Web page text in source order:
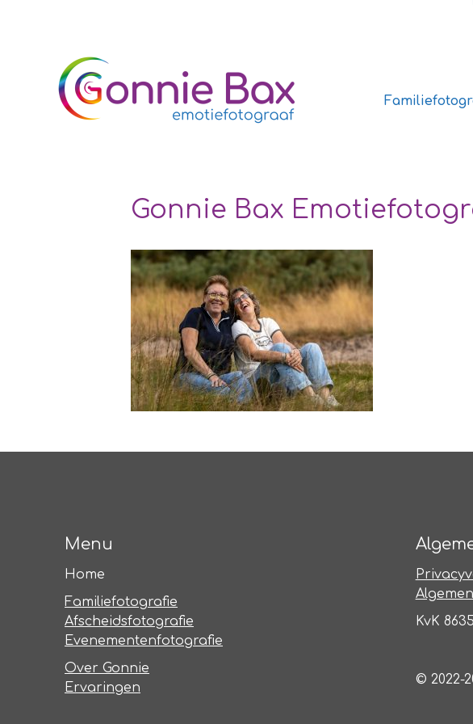
Gonnie Bax
Menu
Home
Familiefotografie
Afscheidsfotografie
Evenementenfotografie
Over Gonnie
Ervaringen
KvK
© 2022-